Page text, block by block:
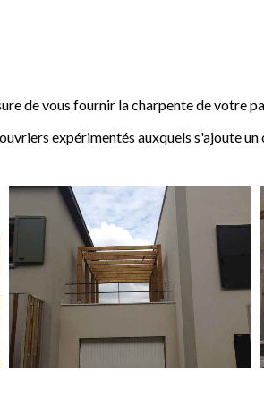
de vous fournir la charpente de votre
expérimentés auxquels s'ajoute